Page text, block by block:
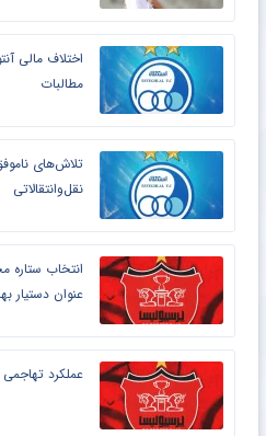
اختلاف مالی
مطالبات
تلاش‌های
نقل‌وانتقالاتی
انتخاب ستاره
عنوان دستیار
عملکرد